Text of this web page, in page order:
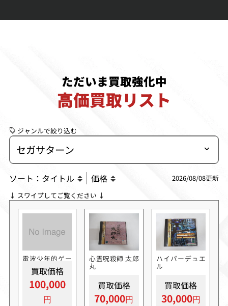
ただいま買取強化中
高価買取リスト
ジャンルで絞り込む
ソート： タイトル 価格
2026/08/08更新
↓ スワイプしてご覧ください ↓
電波少年的ゲー
ム2買取価格
100,000
心霊呪殺師 太郎
丸
買取価格
70,000
ハイパーデュエ
ル
買取価格
30,000